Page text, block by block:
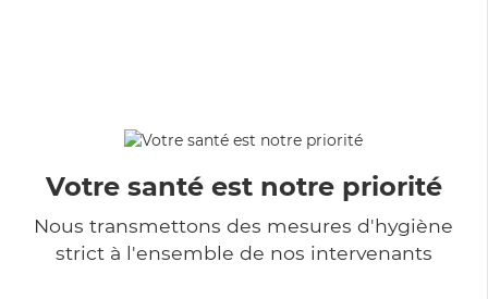
Votre santé est notre priorité
Nous transmettons des mesures d'hygiène
strict à l'ensemble de nos intervenants